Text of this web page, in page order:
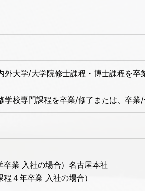
外大学/大学院修士課程・博士課程を卒
学校専門課程を卒業/修了または、卒業
業 入社の場合）名古屋本社
４年卒業 入社の場合）